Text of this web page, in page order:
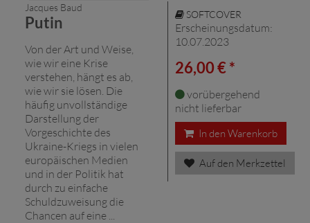
Jacques Baud
Putin
Von der Art und Weise,
wie wir eine Krise
verstehen, hängt es ab,
wie wir sie lösen. Die
häufig unvollständige
Darstellung der
Vorgeschichte des
Ukraine-Kriegs in vielen
europäischen Medien
und in der Politik hat
durch zu einfache
Schuldzuweisung die
Chancen auf eine ...
SOFTCOVER
Erscheinungsdatum:
10.07.2023
26,00 € *
vorübergehend
nicht lieferbar
In den Warenkorb
Auf den Merkzettel